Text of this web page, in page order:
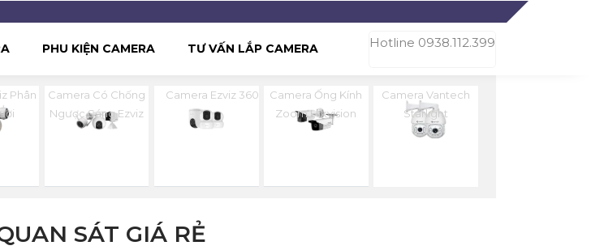
Hotline 0938.112.399
PHU KIỆN CAMERA TƯ VẤN LẮP CAMERA
Phân
Camera Có Chống
Ngược Sáng Ezviz
Camera Ezviz 360
Camera Ống Kính
Zoom Hikvision
Camera Vantech
Starlight
SÁT GIÁ RẺ